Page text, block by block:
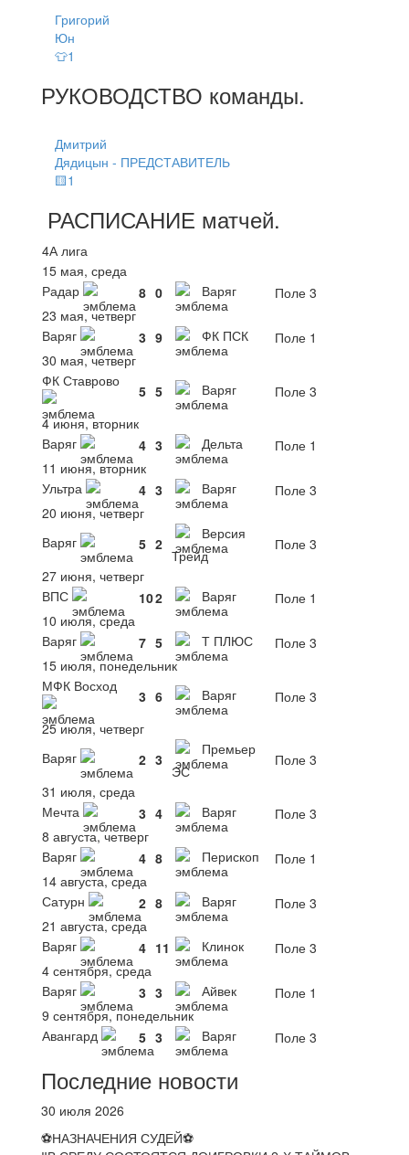
Григорий
Юн
👕1
РУКОВОДСТВО команды.
Дмитрий
Дядицын - ПРЕДСТАВИТЕЛЬ
🟨1
РАСПИСАНИЕ матчей.
4А лига
15 мая, среда
Радар
8 0 Варяг
Поле 3
23 мая, четверг
Варяг
3 9 ФК ПСК
Поле 1
30 мая, четверг
ФК Ставрово
5 5 Варяг
Поле 3
4 июня, вторник
Варяг
4 3 Дельта
Поле 1
11 июня, вторник
Ультра
4 3 Варяг
Поле 3
20 июня, четверг
Варяг
5 2
Версия
Трейд
Поле 3
27 июня, четверг
ВПС
102 Варяг
Поле 1
10 июля, среда
Варяг
7 5 Т ПЛЮС
Поле 3
15 июля, понедельник
МФК Восход
3 6 Варяг
Поле 3
25 июля, четверг
Варяг
2 3
Премьер
ЭС
Поле 3
31 июля, среда
Мечта
3 4 Варяг
Поле 3
8 августа, четверг
Варяг
4 8 Перископ
Поле 1
14 августа, среда
Сатурн
2 8 Варяг
Поле 3
21 августа, среда
Варяг
4 11 Клинок
Поле 3
4 сентября, среда
Варяг
3 3 Айвек
Поле 1
9 сентября, понедельник
Авангард
5 3 Варяг Поле 3
Последние новости
30 июля 2026
⚽НАЗНАЧЕНИЯ СУДЕЙ⚽